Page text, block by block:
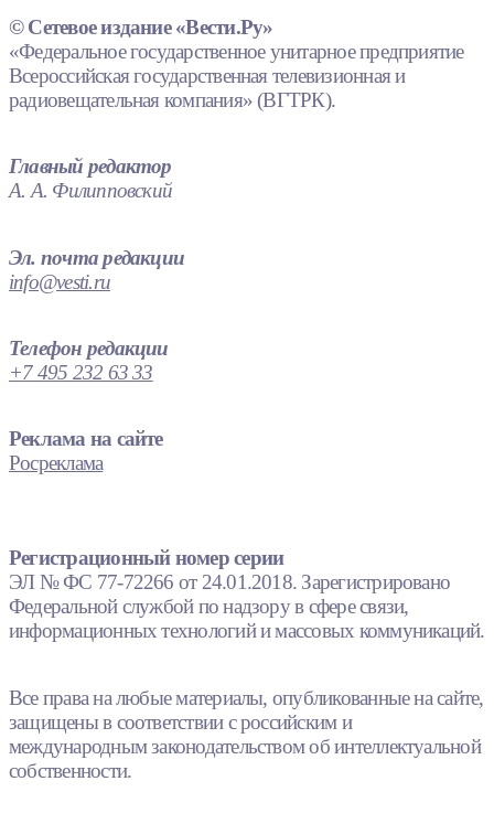
© Сетевое издание «Вести.Ру»
«Федеральное государственное унитарное предприятие
Всероссийская государственная телевизионная и
радиовещательная компания» (ВГТРК).
Главный редактор
А. А. Филипповский
Эл. почта редакции
info@vesti.ru
Телефон редакции
+7 495 232 63 33
Реклама на сайте
Росреклама
Регистрационный номер серии
ЭЛ № ФС 77-72266 от 24.01.2018. Зарегистрировано
Федеральной службой по надзору в сфере связи,
информационных технологий и массовых коммуникаций.
Все права на любые материалы, опубликованные на сайте,
защищены в соответствии с российским и
международным законодательством об интеллектуальной
собственности.